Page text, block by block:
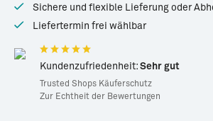
Sichere und flexible Lieferung oder
Liefertermin frei wählbar
Kundenzufriedenheit: Sehr gut
Trusted Shops Käuferschutz
Zur Echtheit der Bewertungen